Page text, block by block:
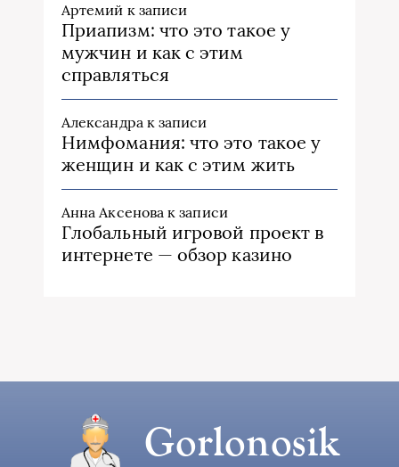
Артемий к записи
Приапизм: что это такое у
мужчин и как с этим
справляться
Александрак записи
Нимфомания: что это такое у
женщин и как с этим жить
Анна Аксенова к записи
Глобальный игровой проект в
интернете — обзор казино
Gorlonosik